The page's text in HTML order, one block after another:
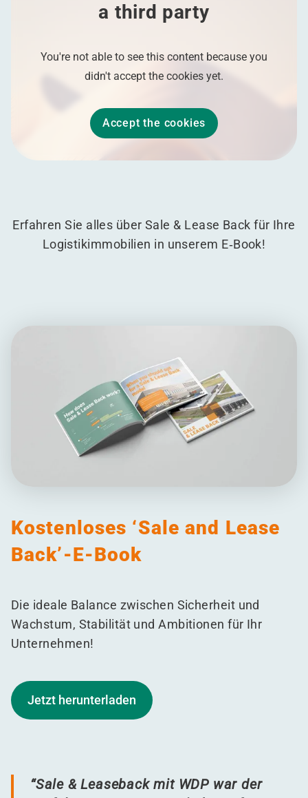
a third party
You're not able to see this content because you
didn't accept the cookies yet.
Accept the cookies
Erfahren Sie alles über Sale & Lease Back für Ihre
Logistikimmobilien in unserem E‑Book!
Kostenloses ‘Sale and Lease
Back’-E-Book
Die ideale Balance zwischen Sicherheit und
Wachstum, Stabilität und Ambitionen für Ihr
Unternehmen!
Jetzt herunterladen
“Sale & Leaseback mit WDP war der